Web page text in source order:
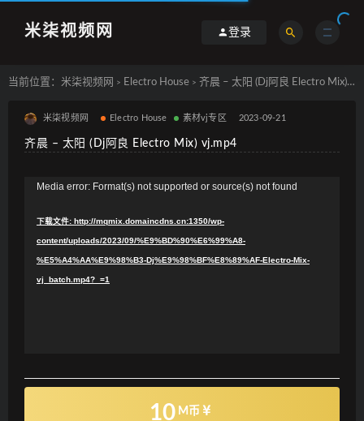
米柒视频网 登录
当前位置： 米柒视频网 > Electro House > 齐晨 – 太阳 (Dj阿良 Electro Mix) vj.mp4
米柒视频网 Electro House 素材vj专区 2023-09-21
齐晨 – 太阳 (Dj阿良 Electro Mix) vj.mp4
Media error: Format(s) not supported or source(s) not found
下载文件: http://mqmix.domaincdns.cn:1350/wp-
content/uploads/2023/09/%E9%BD%90%E6%99%A8-
%E5%A4%AA%E9%98%B3-Dj%E9%98%BF%E8%89%AF-Electro-Mix-
vj_batch.mp4?_=1
10 M币